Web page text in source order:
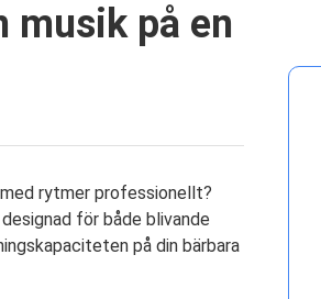
musik på en
med rytmer professionellt?
för både blivande
på din bärbara